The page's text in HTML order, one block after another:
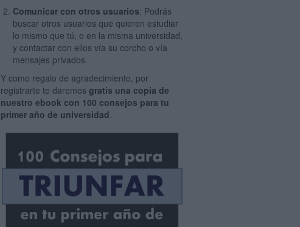
Comunicar con otros usuarios: Podrás
buscar otros usuarios que quieren estudiar
lo mismo que tú, o en la misma universidad,
y contactar con ellos vía su corcho o vía
mensajes privados.
Y como regalo de agradecimiento, por
registrarte te daremosgratis una copia de
nuestro ebook con 100 consejos para tu
primer año de universidad.